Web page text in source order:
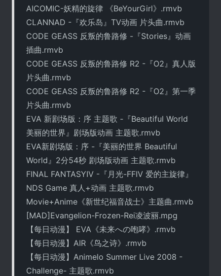
AICOMIC-妖精的旋律 《BeYourGirl》.rmvb
CLANNAD -『欢乐岛』TV动画 片头曲.rmvb
CODE GEASS 反叛的鲁路修 -『Stories』动画
插曲.rmvb
CODE GEASS 反叛的鲁路修 R2 -『O2』真人版
片头曲.rmvb
CODE GEASS 反叛的鲁路修 R2 -『O2』第一季
片头曲.rmvb
EVA 新剧场版：序 主题歌 -『Beautiful World
美丽的世界』剧场版动画 主题歌.rmvb
EVA新剧场版：序 -『美丽的世界 Beautiful
World』2分54秒 剧场版动画 主题歌.rmvb
FINAL FANTASYIV -『月光-FFIV 爱的主旋律』
NDS Game 真人+动画 主题歌.rmvb
Movie+Anime《新世纪福音战士》主题曲.rmvb
[MAD]Evangelion-Frozen-Rei凌波丽.mpg
【每日动漫】 EVA《未来への咆哮》.rmvb
【每日动漫】AIR《鸟之诗》.rmvb
【每日动漫】Animelo Summer Live 2008 -
Challenge- 主题歌.rmvb